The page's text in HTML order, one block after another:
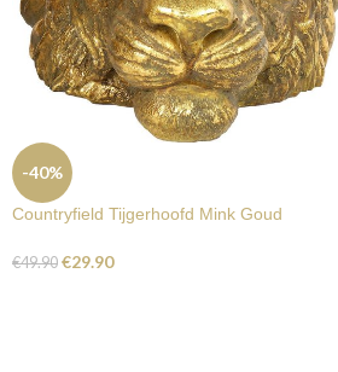
-40%
Countryfield Tijgerhoofd Mink Goud
€49.90 €29.90